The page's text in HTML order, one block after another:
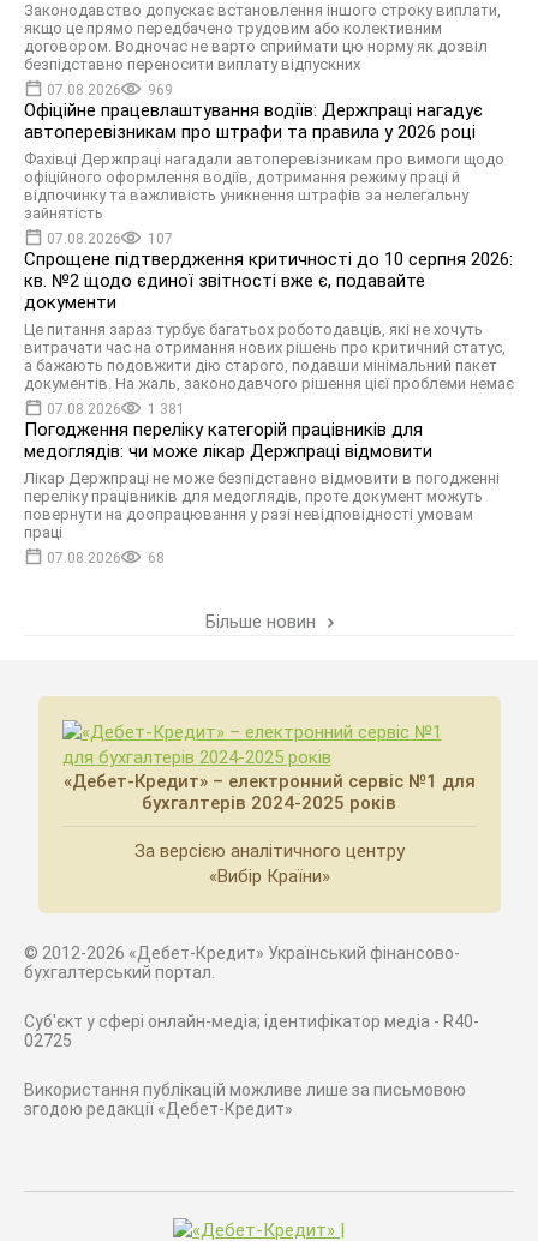
Законодавство допускає встановлення іншого строку виплати,
якщо це прямо передбачено трудовим або колективним
договором. Водночас не варто сприймати цю норму як дозвіл
безпідставно переносити виплату відпускних
07.08.2026 969
Офіційне працевлаштування водіїв: Держпраці нагадує
автоперевізникам про штрафи та правила у 2026 році
Фахівці Держпраці нагадали автоперевізникам про вимоги щодо
офіційного оформлення водіїв, дотримання режиму праці й
відпочинку та важливість уникнення штрафів за нелегальну
зайнятість
07.08.2026 107
Спрощене підтвердження критичності до 10 серпня 2026:
кв. №2 щодо єдиної звітності вже є, подавайте
документи
Це питання зараз турбує багатьох роботодавців, які не хочуть
витрачати час на отримання нових рішень про критичний статус,
а бажають подовжити дію старого, подавши мінімальний пакет
документів. На жаль, законодавчого рішення цієї проблеми немає
07.08.2026 1 381
Погодження переліку категорій працівників для
медоглядів: чи може лікар Держпраці відмовити
Лікар Держпраці не може безпідставно відмовити в погодженні
переліку працівників для медоглядів, проте документ можуть
повернути на доопрацювання у разі невідповідності умовам
праці
07.08.2026 68
Більше новин
«Дебет-Кредит» – електронний сервіс №1 для
бухгалтерів 2024-2025 років
За версією аналітичного центру
«Вибір Країни»
© 2012-2026 «Дебет-Кредит» Український фінансово-
бухгалтерський портал.
Суб'єкт у сфері онлайн-медіа; ідентифікатор медіа - R40-
02725
Використання публікацій можливе лише за письмовою
згодою редакції «Дебет-Кредит»